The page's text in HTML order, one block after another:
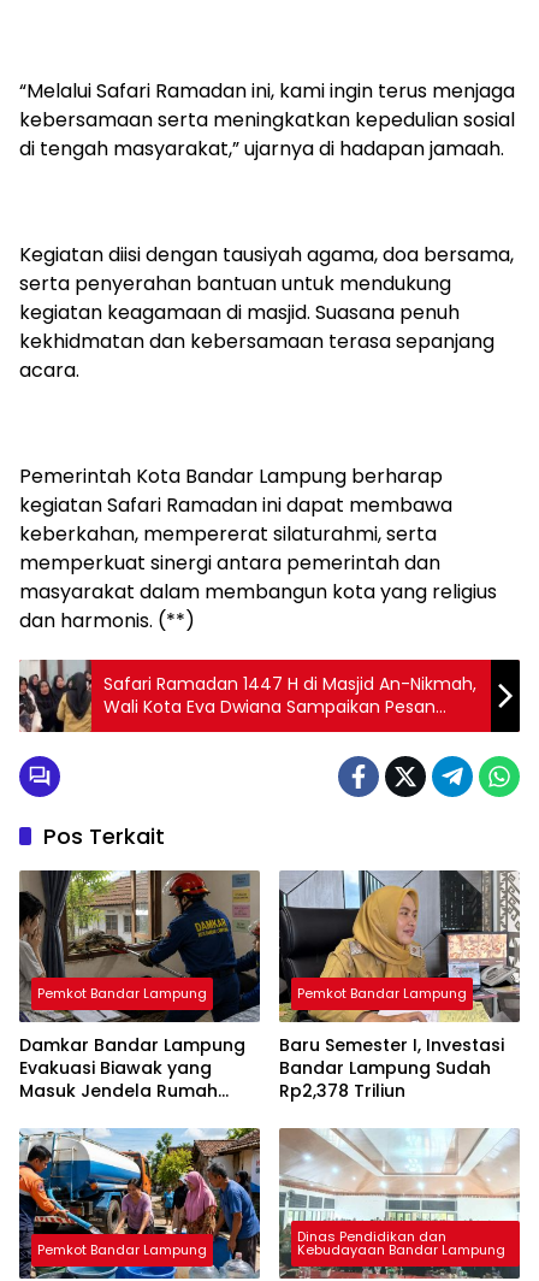
“Melalui Safari Ramadan ini, kami ingin terus menjaga
kebersamaan serta meningkatkan kepedulian sosial
di tengah masyarakat,” ujarnya di hadapan jamaah.
Kegiatan diisi dengan tausiyah agama, doa bersama,
serta penyerahan bantuan untuk mendukung
kegiatan keagamaan di masjid. Suasana penuh
kekhidmatan dan kebersamaan terasa sepanjang
acara.
Pemerintah Kota Bandar Lampung berharap
kegiatan Safari Ramadan ini dapat membawa
keberkahan, mempererat silaturahmi, serta
memperkuat sinergi antara pemerintah dan
masyarakat dalam membangun kota yang religius
dan harmonis. (**)
Safari Ramadan 1447 H di Masjid An-Nikmah,
Wali Kota Eva Dwiana Sampaikan Pesan
Pemanfaatan Bantuan Pendidikan
Pos Terkait
Pemkot Bandar Lampung
Damkar Bandar Lampung
Evakuasi Biawak yang
Masuk Jendela Rumah
Pemkot Bandar Lampung
Baru Semester I, Investasi
Bandar Lampung Sudah
Rp2,378 Triliun
Pemkot Bandar Lampung
Dinas Pendidikan dan
Kebudayaan Bandar Lampung